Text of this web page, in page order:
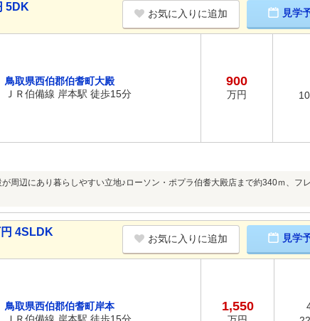
5DK
お気に入りに追加 見学
鳥取県西伯郡伯耆町大殿
ＪＲ伯備線 岸本駅 徒歩15分
900
万円
周辺にあり暮らしやすい立地♪ローソン・ポプラ伯耆大殿店まで約340ｍ、フ
4SLDK
お気に入りに追加 見学
鳥取県西伯郡伯耆町岸本
1,550